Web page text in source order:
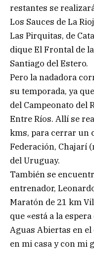
restantes se
Los Sauces de La
Las Pirquitas, de
dique El Frontal de
Santiago del Estero.
Pero la nadadora
su temporada, ya
del Campeonato del
Entre Ríos. Allí se
kms, para cerrar un
Federación, Chajarí
del Uruguay.
También se
entrenador,
Maratón de 21 km
que «está a la
Aguas Abiertas en
en mi casa y con mi